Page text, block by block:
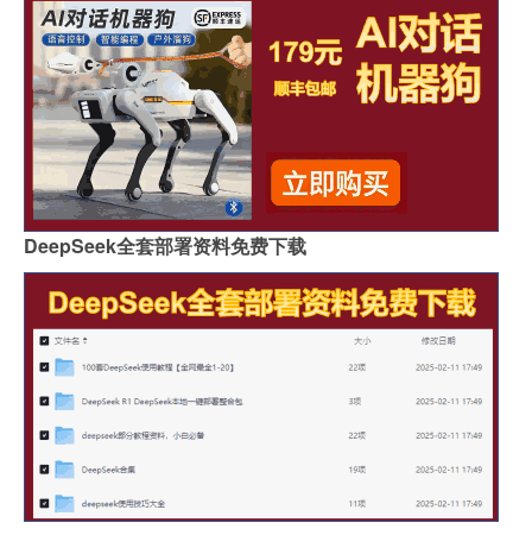
DeepSeek全套部署资料免费下载